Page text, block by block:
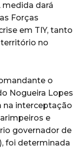
medida dará
Forças
em TIY, tanto
no
o
Nogueira Lopes
na interceptação
e
governador de
foi determinada